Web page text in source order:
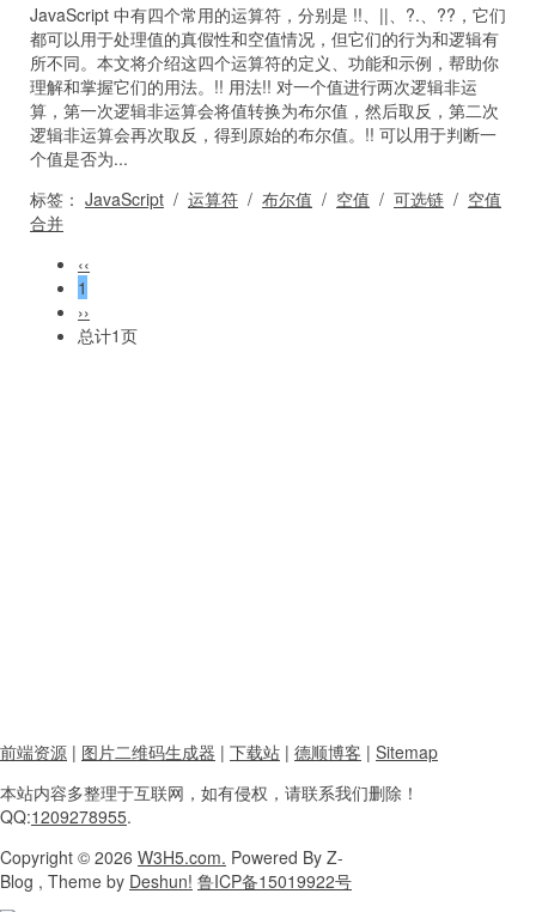
JavaScript 中有四个常用的运算符，分别是 !!、||、?.、??，它们
都可以用于处理值的真假性和空值情况，但它们的行为和逻辑有
所不同。本文将介绍这四个运算符的定义、功能和示例，帮助你
理解和掌握它们的用法。!! 用法!! 对一个值进行两次逻辑非运
算，第一次逻辑非运算会将值转换为布尔值，然后取反，第二次
逻辑非运算会再次取反，得到原始的布尔值。!! 可以用于判断一
个值是否为...
标签： JavaScript / 运算符 / 布尔值 / 空值 / 可选链 / 空值
合并
‹‹
1
››
总计1页
前端资源 | 图片二维码生成器 | 下载站 | 德顺博客 | Sitemap
本站内容多整理于互联网， 如有侵权，请联系我们删除！
QQ:1209278955.
Copyright © 2026 W3H5.com. Powered By Z-
Blog , Theme by Deshun! 鲁ICP备15019922号